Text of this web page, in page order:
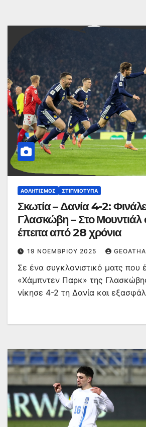
ΑΘΛΗΤΙΣΜΌΣ ΣΤΙΓΜΙΌΤΥΠΑ
Σκωτία – Δανία 4-2:
Γλασκώβη – Στο Μουντιάλ
έπειτα από 28 χρόνια
19 ΝΟΕΜΒΡΊΟΥ 2025
Σε ένα συγκλονιστικό ματς που
«Χάμπντεν Παρκ» της
νίκησε 4-2 τη Δανία και